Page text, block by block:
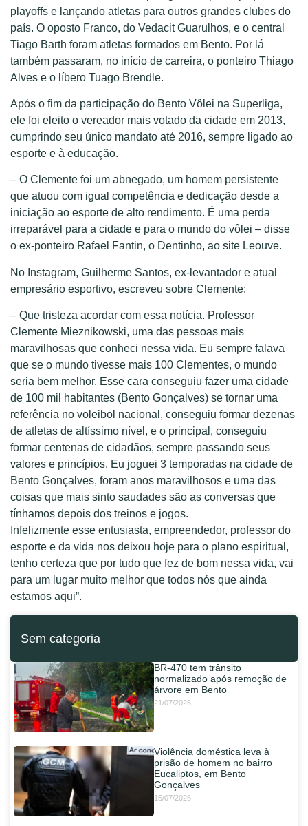
playoffs e lançando atletas para outros grandes clubes do
país. O oposto Franco, do Vedacit Guarulhos, e o central
Tiago Barth foram atletas formados em Bento. Por lá
também passaram, no início de carreira, o ponteiro Thiago
Alves e o líbero Tuago Brendle.
Após o fim da participação do Bento Vôlei na Superliga,
ele foi eleito o vereador mais votado da cidade em 2013,
cumprindo seu único mandato até 2016, sempre ligado ao
esporte e à educação.
– O Clemente foi um abnegado, um homem persistente
que atuou com igual competência e dedicação desde a
iniciação ao esporte de alto rendimento. É uma perda
irreparável para a cidade e para o mundo do vôlei – disse
o ex-ponteiro Rafael Fantin, o Dentinho, ao site Leouve.
No Instagram, Guilherme Santos, ex-levantador e atual
empresário esportivo, escreveu sobre Clemente:
– Que tristeza acordar com essa notícia. Professor
Clemente Mieznikowski, uma das pessoas mais
maravilhosas que conheci nessa vida. Eu sempre falava
que se o mundo tivesse mais 100 Clementes, o mundo
seria bem melhor. Esse cara conseguiu fazer uma cidade
de 100 mil habitantes (Bento Gonçalves) se tornar uma
referência no voleibol nacional, conseguiu formar dezenas
de atletas de altíssimo nível, e o principal, conseguiu
formar centenas de cidadãos, sempre passando seus
valores e princípios. Eu joguei 3 temporadas na cidade de
Bento Gonçalves, foram anos maravilhosos e uma das
coisas que mais sinto saudades são as conversas que
tínhamos depois dos treinos e jogos.
Infelizmente esse entusiasta, empreendedor, professor do
esporte e da vida nos deixou hoje para o plano espiritual,
tenho certeza que por tudo que fez de bom nessa vida, vai
para um lugar muito melhor que todos nós que ainda
estamos aqui”.
Sem categoria
BR-470 tem trânsito
normalizado após remoção de
árvore em Bento
21/07/2026
Violência doméstica leva à
prisão de homem no bairro
Eucaliptos, em Bento
Gonçalves
15/07/2026